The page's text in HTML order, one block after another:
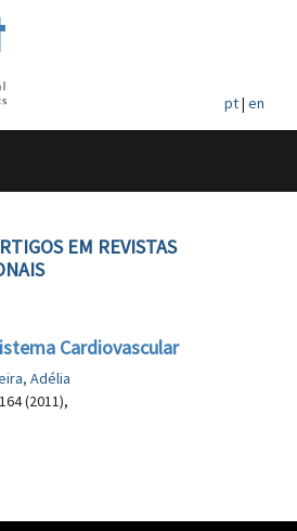
pt| en
EM REVISTAS
Cardiovascular
Adélia
(2011),